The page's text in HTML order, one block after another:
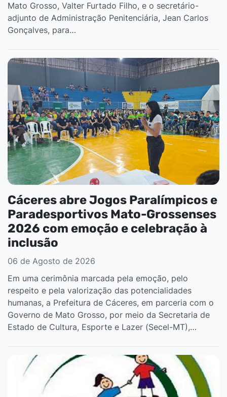
Mato Grosso, Valter Furtado Filho, e o secretário-
adjunto de Administração Penitenciária, Jean Carlos
Gonçalves, para…
Cáceres abre Jogos Paralímpicos e
Paradesportivos Mato-Grossenses
2026 com emoção e celebração à
inclusão
06 de Agosto de 2026
Em uma cerimônia marcada pela emoção, pelo
respeito e pela valorização das potencialidades
humanas, a Prefeitura de Cáceres, em parceria com o
Governo de Mato Grosso, por meio da Secretaria de
Estado de Cultura, Esporte e Lazer (Secel-MT),…